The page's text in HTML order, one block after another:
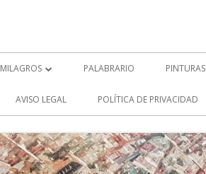
MILAGROS
MILAGROS (2)
PALABRARIO PINTURAS
AVISO LEGAL POLÍTICA DE PRIVACIDAD